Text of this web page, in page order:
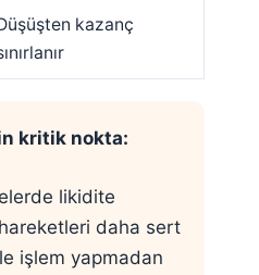
kazanç
kritik nokta:
likidite
daha sert
işlem yapmadan